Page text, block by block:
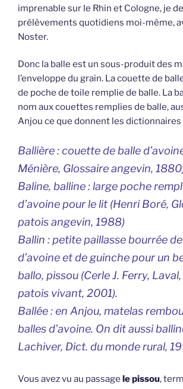
imprenable sur le Rhin et Cologne, je
prélèvements quotidiens moi-même,
Noster.
Donc la balle est un sous-produit des
l’enveloppe du grain. La couette de
de poche de toile remplie de balle. La
nom aux couettes remplies de balle,
Anjou ce que donnent les dictionnaires
Ballière : couette de balle
Ménière, Glossaire angevin,
Baline, balline : large poche
d’avoine pour le lit (Henri Boré,
patois angevin, 1988)
Ballin : petite paillasse bourrée
d’avoine et de guinche pour un
ballo, pissou (Cerle J. Ferry,
patois vivant, 2001).
Ballée : en Anjou, matelas
balles d’avoine. On dit aussi
Lachiver, Dict. du monde rural,
Vous avez vu au passage le pissou,